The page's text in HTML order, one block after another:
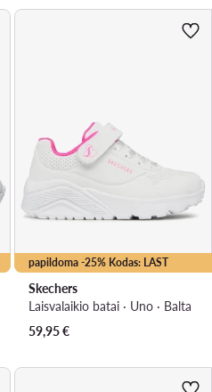
papildoma -25% Kodas: LAST
Skechers
Laisvalaikio batai · Uno · Balta
59,95€